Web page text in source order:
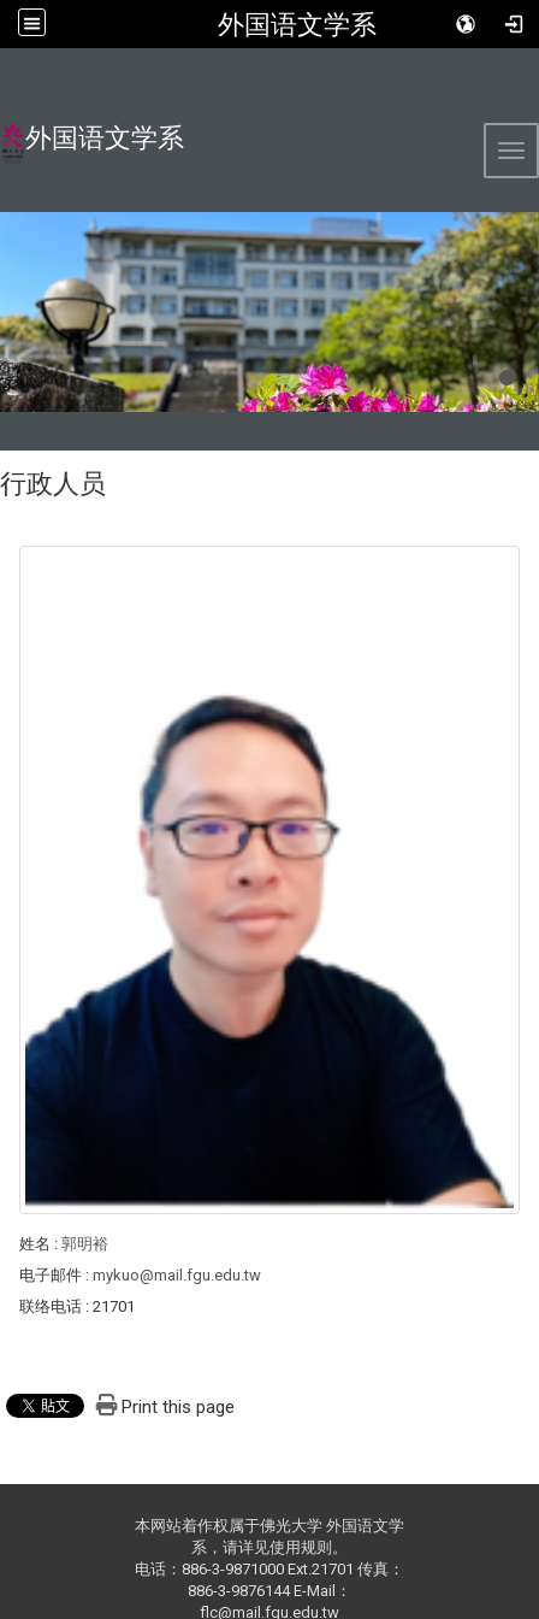
外国语文学系
外国语文学系
行政人员
姓名 : 郭明裕
电子邮件 : mykuo@mail.fgu.edu.tw
联络电话 : 21701
Print this page
本网站着作权属于佛光大学 外国语文学
系，请详见使用规则。
电话：886-3-9871000 Ext.21701 传真：
886-3-9876144 E-Mail：
flc@mail.fgu.edu.tw